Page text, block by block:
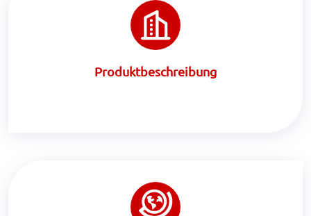
Produktbeschreibung